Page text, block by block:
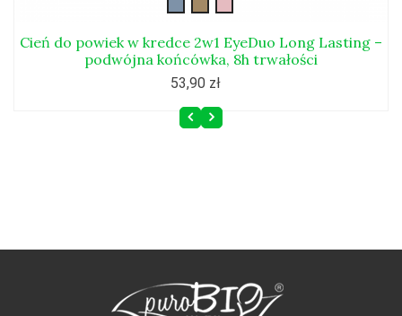
Cień do powiek w kredce 2w1 EyeDuo Long Lasting –
podwójna końcówka, 8h trwałości
53,90 zł